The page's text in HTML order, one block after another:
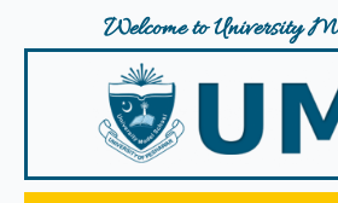
Welcome to University